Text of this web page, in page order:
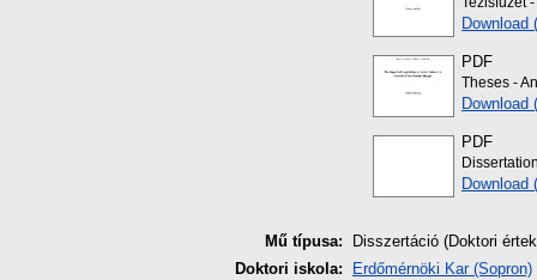
Download
PDF
Theses -
Download
PDF
Download
Mű típusa:
Disszertáció (Doktori
Doktori iskola:
Erdőmérnöki Kar (Sopron)